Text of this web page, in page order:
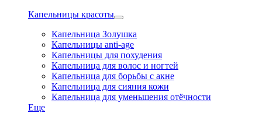
Капельницы красоты
Капельница Золушка
Капельницы anti-age
Капельницы для похудения
Капельница для волос и ногтей
Капельница для борьбы с акне
Капельница для сияния кожи
Капельница для уменьшения отёчности
Еще